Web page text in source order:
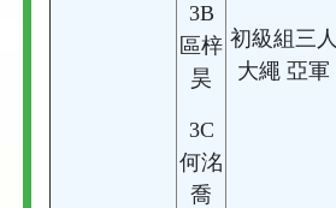
3B
區梓
昊
3C
何洺
喬
初級組三人
大繩 亞軍